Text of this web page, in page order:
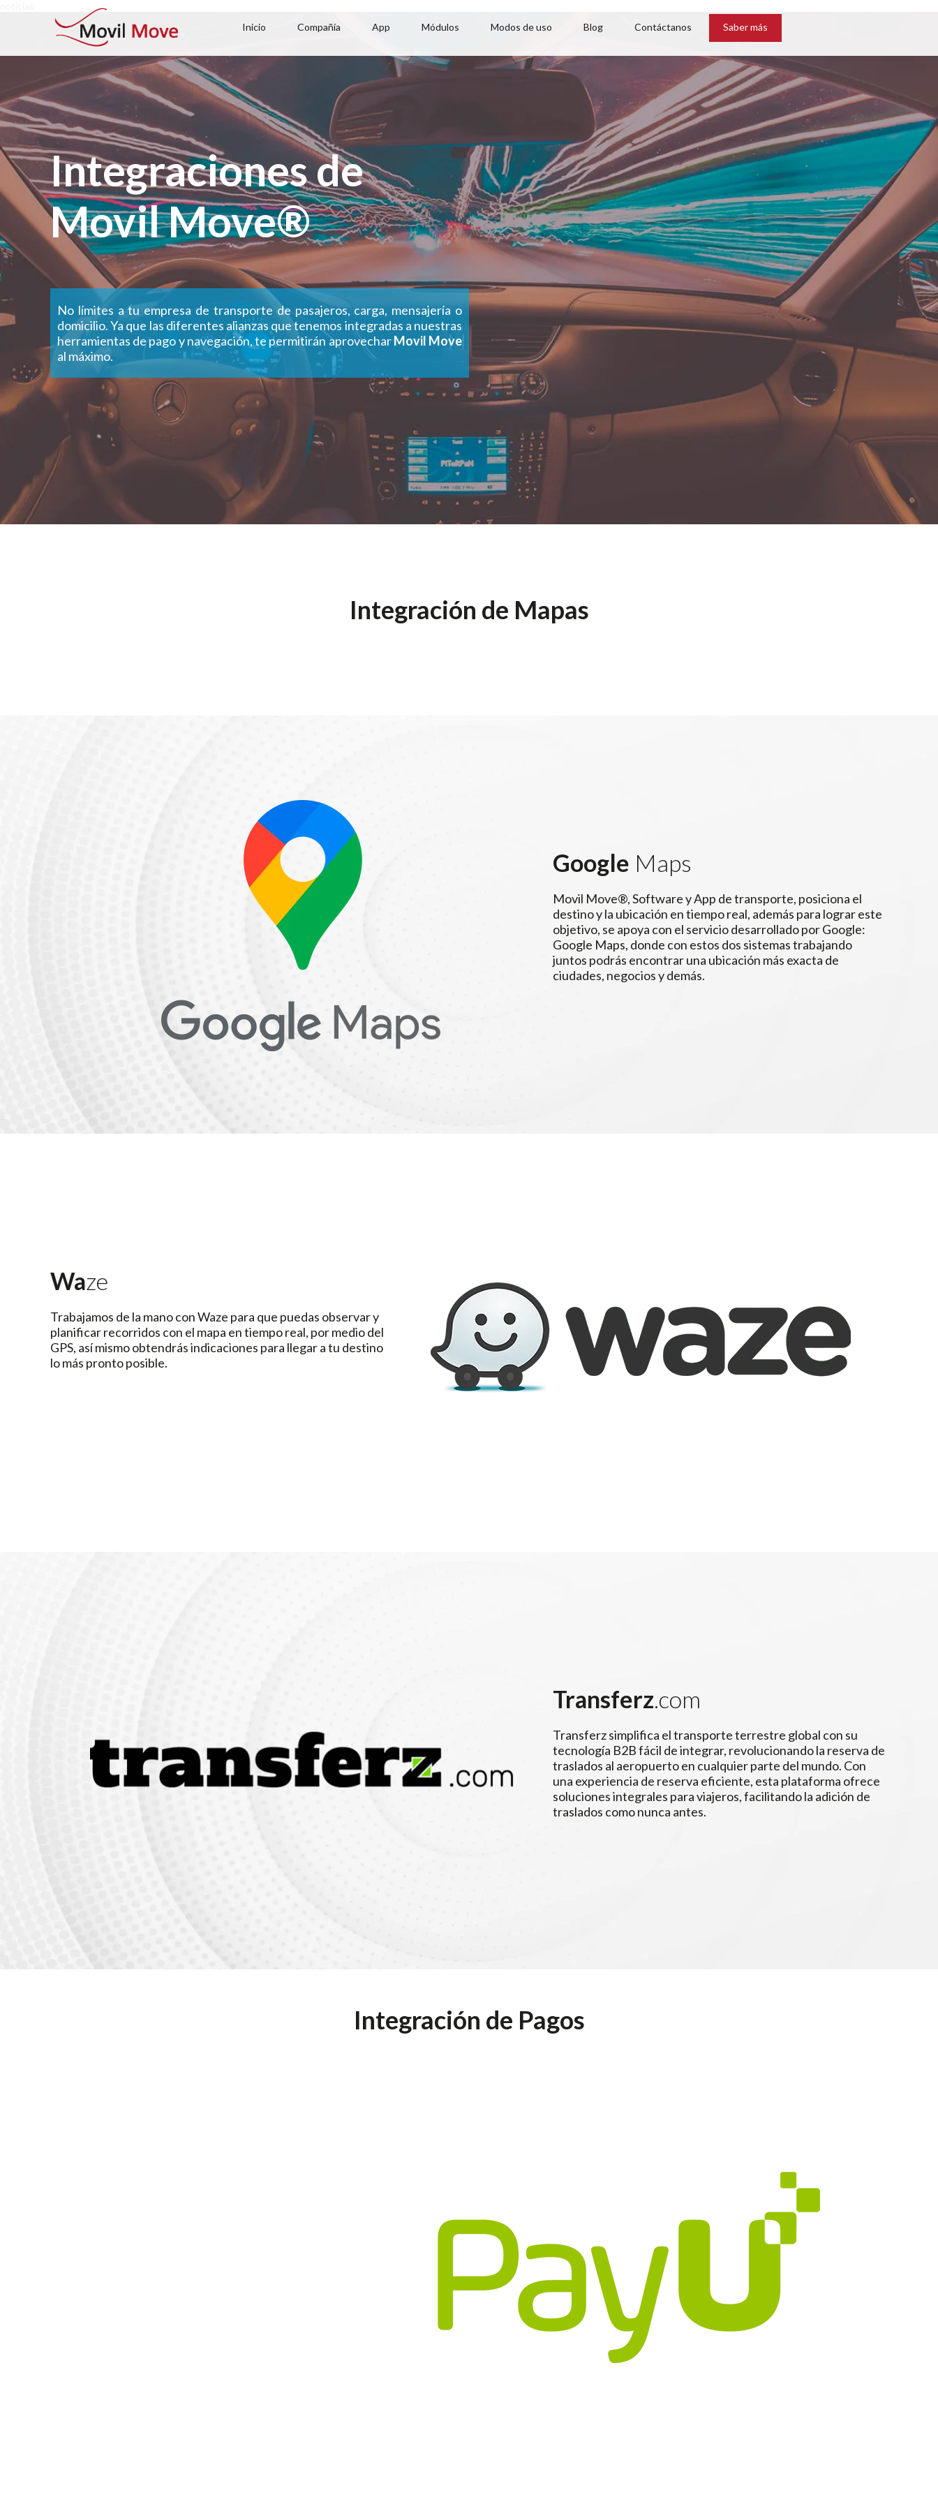
Inicio Compañía App Módulos Modos de uso Blog Contáctanos Saber más
Integraciones de
Movil Move®
No límites a tu empresa de transporte de pasajeros, carga, mensajería o
domicilio. Ya que las diferentes alianzas que tenemos integradas a nuestras
herramientas de pago y navegación, te permitirán aprovecharMovil Move
al máximo.
Integración de Mapas
Google Maps
Movil Move®, Software y App de transporte, posiciona el
destino y la ubicación en tiempo real, además para lograr este
objetivo, se apoya con el servicio desarrollado por Google:
Google Maps, donde con estos dos sistemas trabajando
juntos podrás encontrar una ubicación más exacta de
ciudades, negocios y demás.
Waze
Trabajamos de la mano con Waze para que puedas observar y
planificar recorridos con el mapa en tiempo real, por medio del
GPS, así mismo obtendrás indicaciones para llegar a tu destino
lo más pronto posible.
Transferz.com
Transferz simplifica el transporte terrestre global con su
tecnología B2B fácil de integrar, revolucionando la reserva de
traslados al aeropuerto en cualquier parte del mundo. Con
una experiencia de reserva eficiente, esta plataforma ofrece
soluciones integrales para viajeros, facilitando la adición de
traslados como nunca antes.
Integración de Pagos